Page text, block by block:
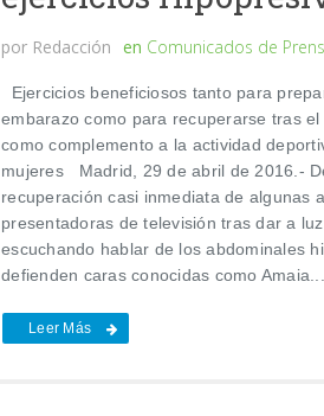
por Redacción en Comunicados de
Ejercicios beneficiosos tanto para
embarazo como para recuperarse tras
como complemento a la actividad
mujeres Madrid, 29 de abril de 2016.-
recuperación casi inmediata de algunas
presentadoras de televisión tras dar a
escuchando hablar de los abdominales
defienden caras conocidas como Amaia...
Leer Más